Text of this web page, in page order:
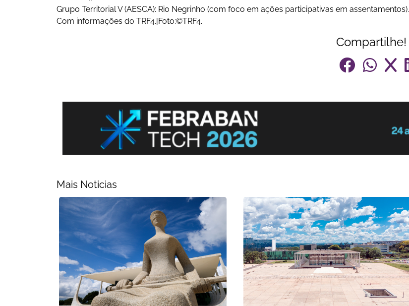
Grupo Territorial V (AESCA): Rio Negrinho (com foco em ações participativas em assentamentos).
Com informações do TRF4.|Foto:©TRF4.
Compartilhe!
Mais Noticias